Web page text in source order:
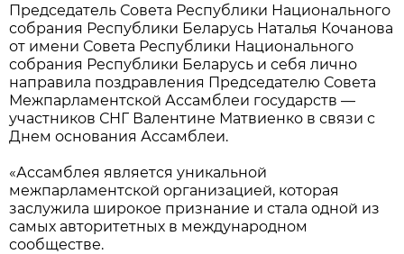
Председатель Совета Республики Национального
собрания Республики Беларусь Наталья Кочанова
от имени Совета Республики Национального
собрания Республики Беларусь и себя лично
направила поздравления Председателю Совета
Межпарламентской Ассамблеи государств —
участников СНГ Валентине Матвиенко в связи с
Днем основания Ассамблеи.
«Ассамблея является уникальной
межпарламентской организацией, которая
заслужила широкое признание и стала одной из
самых авторитетных в международном
сообществе.